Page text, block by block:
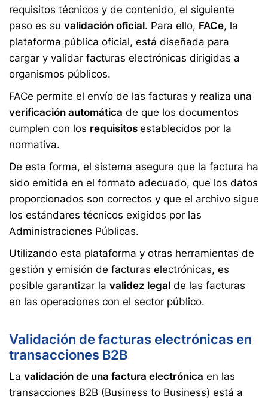
requisitos técnicos y de contenido, el siguiente
paso es su validación oficial. Para ello, FACe, la
plataforma pública oficial, está diseñada para
cargar y validar facturas electrónicas dirigidas a
organismos públicos.
FACe permite el envío de las facturas y realiza una
verificación automática de que los documentos
cumplen con los requisitos establecidos por la
normativa.
De esta forma, el sistema asegura que la factura ha
sido emitida en el formato adecuado, que los datos
proporcionados son correctos y que el archivo sigue
los estándares técnicos exigidos por las
Administraciones Públicas.
Utilizando esta plataforma y otras herramientas de
gestión y emisión de facturas electrónicas, es
posible garantizar la validez legal de las facturas
en las operaciones con el sector público.
Validación de facturas electrónicas en
transacciones B2B
La validación de una factura electrónica en las
transacciones B2B (Business to Business) está a